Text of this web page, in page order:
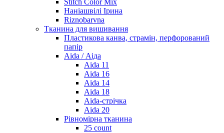
Наніашвілі Ірина
Riznobarvna
Тканина для вишивання
Пластикова канва, страмін, перфорований
папір
Aida / Аіда
Aida 11
Aida 16
Aida 14
Aida 18
Aida-стрічка
Aida 20
Рівномірна тканина
25 count